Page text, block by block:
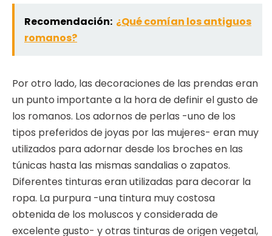
Recomendación: ¿Qué comían los antiguos
romanos?
Por otro lado, las decoraciones de las prendas eran
un punto importante a la hora de definir el gusto de
los romanos. Los adornos de perlas -uno de los
tipos preferidos de joyas por las mujeres- eran muy
utilizados para adornar desde los broches en las
túnicas hasta las mismas sandalias o zapatos.
Diferentes tinturas eran utilizadas para decorar la
ropa. La purpura -una tintura muy costosa
obtenida de los moluscos y considerada de
excelente gusto- y otras tinturas de origen vegetal,